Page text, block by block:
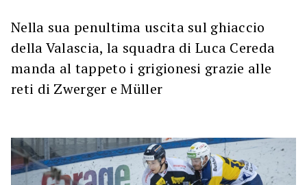
Nella sua penultima uscita sul ghiaccio
della Valascia, la squadra di Luca Cereda
manda al tappeto i grigionesi grazie alle
reti di Zwerger e Müller